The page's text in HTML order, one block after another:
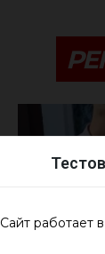
Сайт работает